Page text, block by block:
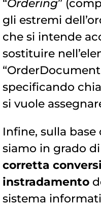
“Ordering”
gli estremi
che si intende
sostituire
specificando
si vuole
Infine, sulla
siamo in grado
corretta
instradamento
sistema